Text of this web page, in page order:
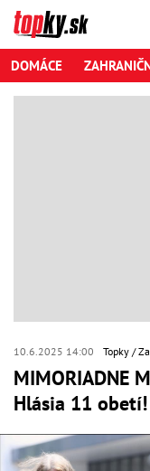
DOMÁCE
10.6.2025 14:00 Topky
MIMORIADNE
Hlásia 11